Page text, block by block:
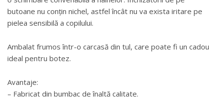
butoane nu conțin nichel, astfel încât nu va exista iritare pe
pielea sensibilă a copilului.
Ambalat frumos într-o carcasă din tul, care poate fi un cadou
ideal pentru botez.
Avantaje:
– Fabricat din bumbac de înaltă calitate.